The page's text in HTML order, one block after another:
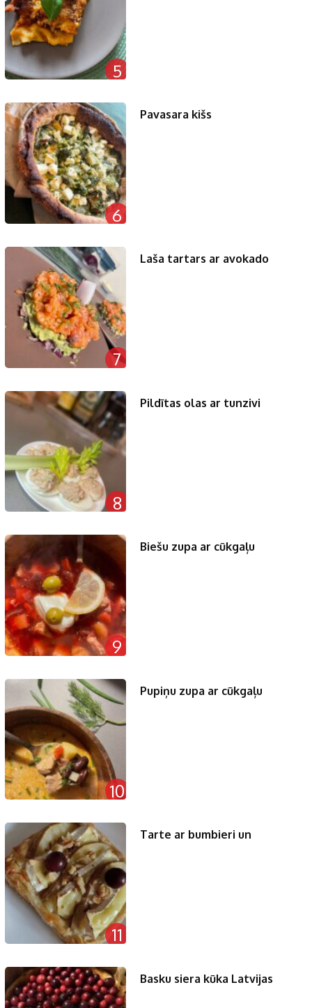
5
6
Pavasara kišs
7
Laša tartars ar avokado
8
Pildītas olas ar tunzivi
9
Biešu zupa ar cūkgaļu
10
Pupiņu zupa ar cūkgaļu
11
Tarte ar bumbieri un
Basku siera kūka Latvijas